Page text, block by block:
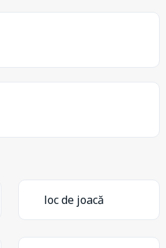
loc de joacă